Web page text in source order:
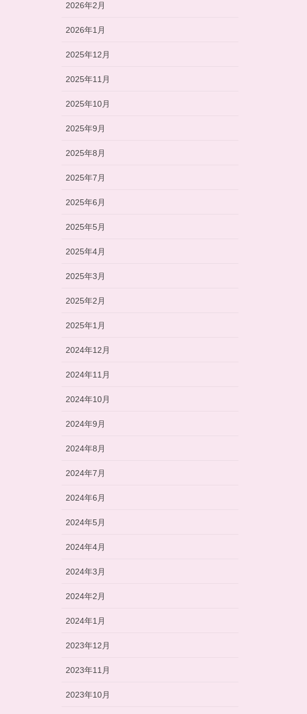
2026年2月
2026年1月
2025年12月
2025年11月
2025年10月
2025年9月
2025年8月
2025年7月
2025年6月
2025年5月
2025年4月
2025年3月
2025年2月
2025年1月
2024年12月
2024年11月
2024年10月
2024年9月
2024年8月
2024年7月
2024年6月
2024年5月
2024年4月
2024年3月
2024年2月
2024年1月
2023年12月
2023年11月
2023年10月